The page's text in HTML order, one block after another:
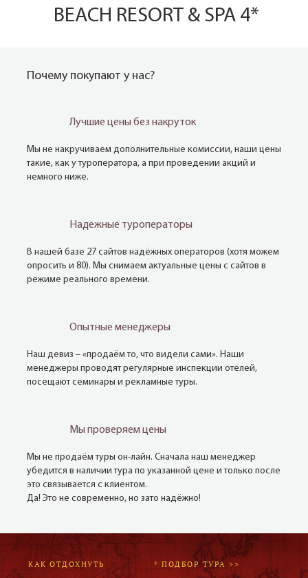
BEACH RESORT & SPA 4*
Почему покупают у нас?
Лучшие цены без накруток
Мы не накручиваем дополнительные комиссии, наши цены
такие, как у туроператора, а при проведении акций и
немного ниже.
Надежные туроператоры
В нашей базе 27 сайтов надёжных операторов (хотя можем
опросить и 80). Мы снимаем актуальные цены с сайтов в
режиме реального времени.
Опытные менеджеры
Наш девиз – «продаём то, что видели сами». Наши
менеджеры проводят регулярные инспекции отелей,
посещают семинары и рекламные туры.
Мы проверяем цены
Мы не продаём туры он-лайн. Сначала наш менеджер
убедится в наличии тура по указанной цене и только после
это связывается с клиентом.
Да! Это не современно, но зато надёжно!
КАК ОТДОХНУТЬ * ПОДБОР ТУРА >>